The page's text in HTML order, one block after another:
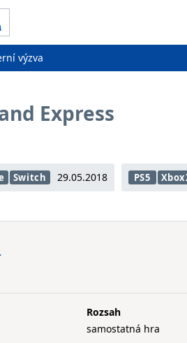
výzva
Express
Switch 29.05.2018 PS5
Rozsah
samostatná hra